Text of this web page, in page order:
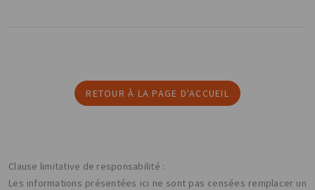
RETOUR À LA PAGE D'ACCUEIL
Clause limitative de responsabilité :
Les informations présentées ici ne sont pas censées remplacer un